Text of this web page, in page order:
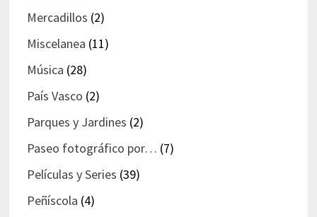
Mercadillos (2)
Miscelanea (11)
Música (28)
País Vasco (2)
Parques y Jardines (2)
Paseo fotográfico por… (7)
Películas y Series (39)
Peñíscola (4)